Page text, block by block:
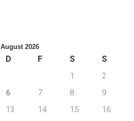
August 2026
D F S
S
1
2
6 7 8
9
13 14 15
16